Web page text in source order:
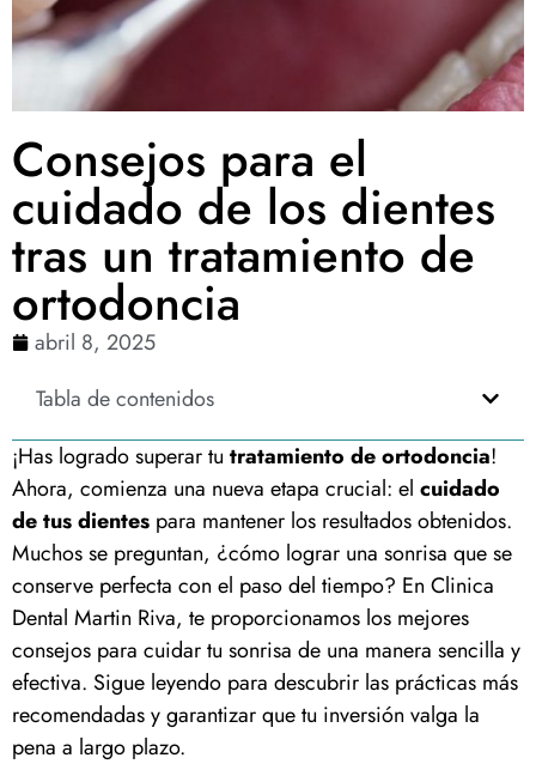
Consejos para el
cuidado de los dientes
tras un tratamiento de
ortodoncia
abril 8, 2025
Tabla de contenidos
¡Has logrado superar tu tratamiento de ortodoncia!
Ahora, comienza una nueva etapa crucial: el cuidado
de tus dientes para mantener los resultados obtenidos.
Muchos se preguntan, ¿cómo lograr una sonrisa que se
conserve perfecta con el paso del tiempo? En Clinica
Dental Martin Riva, te proporcionamos los mejores
consejos para cuidar tu sonrisa de una manera sencilla y
efectiva. Sigue leyendo para descubrir las prácticas más
recomendadas y garantizar que tu inversión valga la
pena a largo plazo.